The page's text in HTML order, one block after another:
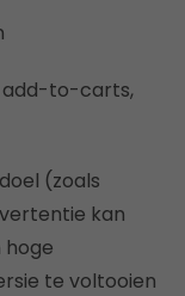
add-to-carts,
(zoals
kan
hoge
te voltooien